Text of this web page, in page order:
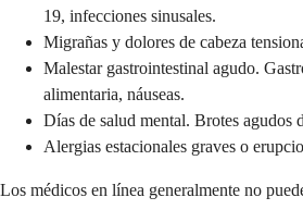
19, infecciones sinusales.
Migrañas y dolores de cabeza
Malestar gastrointestinal agudo.
alimentaria, náuseas.
Días de salud mental. Brotes agudos
Alergias estacionales graves o
Los médicos en línea generalmente no